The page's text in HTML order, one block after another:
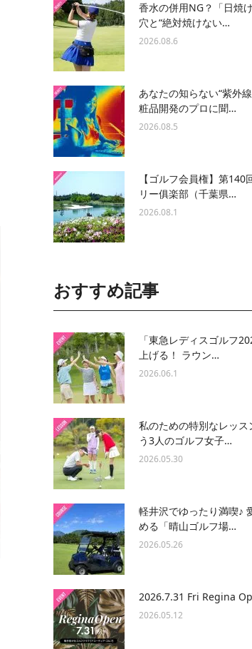
香水の併用NG？「日焼
穴と“絶対焼けない…
2026.08.6
あなたの知らない“紫外
粧品開発のプロに聞…
2026.08.5
【ゴルフ会員権】第
リー俱楽部（千葉県…
2026.08.1
おすすめ記事
「東急レディスゴルフ
上げる！ ラウン…
2026.06.1
私のための特別なレッス
う3人のゴルフ女子…
2026.05.30
軽井沢でゆったり満喫♪
める「晴山ゴルフ場…
2026.05.26
2026.7.31 Fri Regina
2026.05.12